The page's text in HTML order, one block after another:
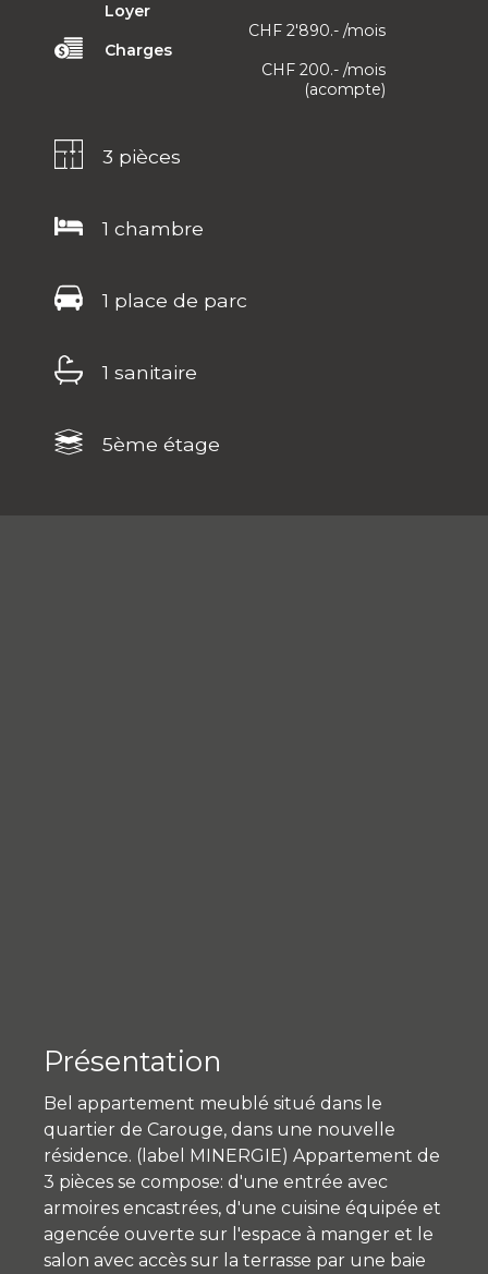
Loyer
CHF 2'890.- /mois
Charges
CHF 200.- /mois
(acompte)
3 pièces
1 chambre
1 place de parc
1 sanitaire
5ème étage
Présentation
Bel appartement meublé situé dans le
quartier de Carouge, dans une nouvelle
résidence. (label MINERGIE) Appartement de
3 pièces se compose: d'une entrée avec
armoires encastrées, d'une cuisine équipée et
agencée ouverte sur l'espace à manger et le
salon avec accès sur la terrasse par une baie